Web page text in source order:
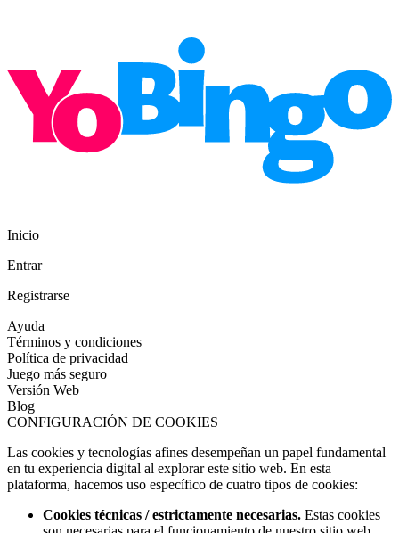
Inicio
Entrar
Registrarse
Ayuda
Términos y condiciones
Política de privacidad
Juego más seguro
Versión Web
Blog
CONFIGURACIÓN DE COOKIES
Las cookies y tecnologías afines desempeñan un papel fundamental
en tu experiencia digital al explorar este sitio web. En esta
plataforma, hacemos uso específico de cuatro tipos de cookies:
Cookies técnicas / estrictamente necesarias. Estas cookies